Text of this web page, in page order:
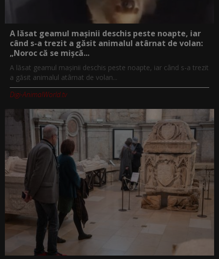
A lăsat geamul mașinii deschis peste noapte, iar
când s-a trezit a găsit animalul atârnat de volan:
„Noroc că se mișcă...
A lăsat geamul mașinii deschis peste noapte, iar când s-a trezit
a găsit animalul atârnat de volan...
Digi-AnimalWorld.tv